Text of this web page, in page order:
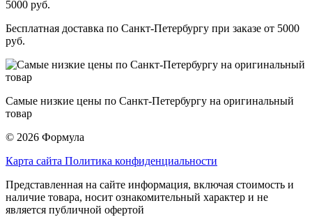
Бесплатная доставка по Санкт-Петербургу при заказе от 5000
руб.
Самые низкие цены по Санкт-Петербургу на оригинальный
товар
© 2026 Формула
Карта сайта Политика конфиденциальности
Представленная на сайте информация, включая стоимость и
наличие товара, носит ознакомительный характер и не
является публичной офертой